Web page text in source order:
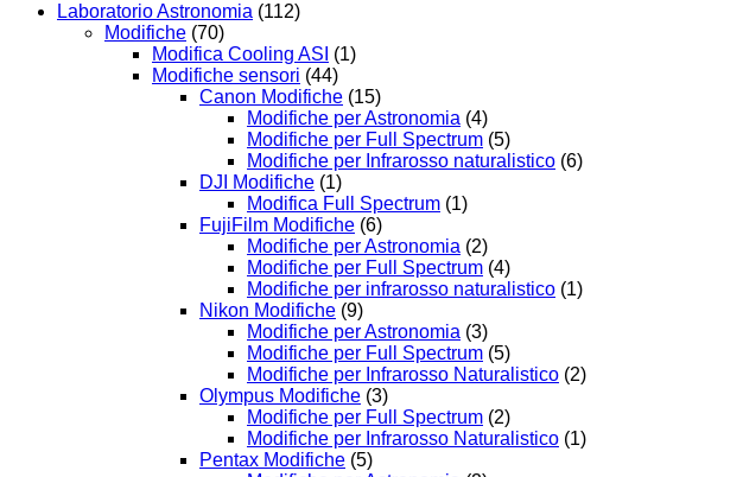
Laboratorio Astronomia (112)
Modifiche (70)
Modifica Cooling ASI (1)
Modifiche sensori (44)
Canon Modifiche (15)
Modifiche per Astronomia (4)
Modifiche per Full Spectrum (5)
Modifiche per Infrarosso naturalistico (6)
DJI Modifiche (1)
Modifica Full Spectrum (1)
FujiFilm Modifiche (6)
Modifiche per Astronomia (2)
Modifiche per Full Spectrum (4)
Modifiche per infrarosso naturalistico (1)
Nikon Modifiche (9)
Modifiche per Astronomia (3)
Modifiche per Full Spectrum (5)
Modifiche per Infrarosso Naturalistico (2)
Olympus Modifiche (3)
Modifiche per Full Spectrum (2)
Modifiche per Infrarosso Naturalistico (1)
Pentax Modifiche (5)